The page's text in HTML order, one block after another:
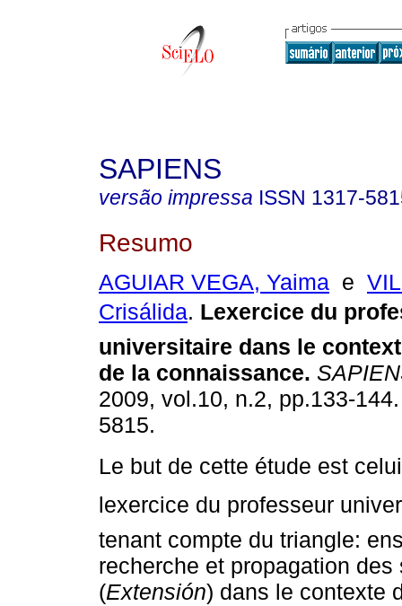
SAPIENS
versão impressa ISSN 1317-
Resumo
AGUIAR VEGA, Yaima e
Crisálida. Lexercice du
universitaire dans le
de la connaissance.
2009, vol.10, n.2, pp.133-
5815.
Le but de cette étude est celui
lexercice du professeur
tenant compte du triangle:
recherche et propagation des
(Extensión) dans le contexte